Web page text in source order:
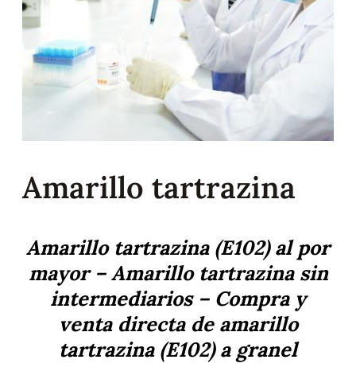
Amarillo tartrazina
Amarillo tartrazina (E102) al por
mayor – Amarillo tartrazina sin
intermediarios – Compra y
venta directa de amarillo
tartrazina (E102) a granel